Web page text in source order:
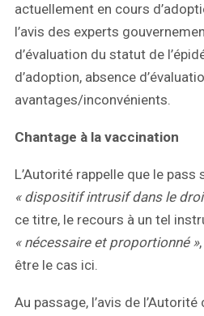
actuellement en cours
l’avis des experts
d’évaluation du statut de
d’adoption, absence
avantages/inconvénients.
Chantage à la vaccination
L’Autorité rappelle que le pass
« dispositif intrusif dans le
ce titre, le recours à un tel
« nécessaire et proportionné »
être le cas ici.
Au passage, l’avis de